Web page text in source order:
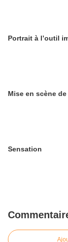
Portrait à l’outil
Mise en scène
Sensation